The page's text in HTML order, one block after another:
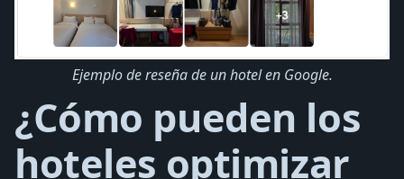
Ejemplo de reseña de un hotel en Google.
¿Cómo pueden los
hoteles optimizar